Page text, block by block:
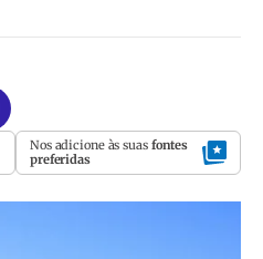
Nos adicione às suas fontes
preferidas